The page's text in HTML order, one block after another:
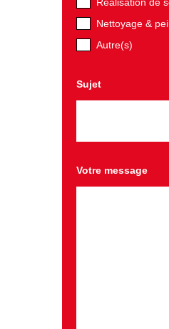
Nettoyage &
Autre(s)
Sujet
Votre message